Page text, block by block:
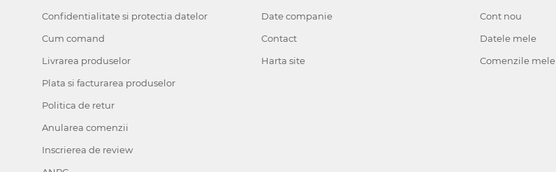
Confidentialitate si protectia datelor
Cum comand
Livrarea produselor
Plata si facturarea produselor
Politica de retur
Anularea comenzii
Inscrierea de review
Date companie
Contact
Harta site
Cont nou
Datele mele
Comenzile mele